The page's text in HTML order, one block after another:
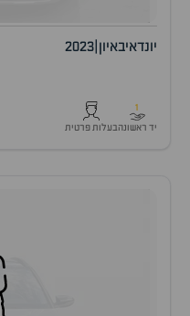
יונדאיבאיון 2023
1
יד ראשונהבעלות פרטית